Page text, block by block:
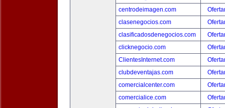
centrodeimagen.com
clasenegocios.com
clasificadosdenegocios.com
clicknegocio.com
ClientesInternet.com
clubdeventajas.com
comercialcenter.com
comercialice.com